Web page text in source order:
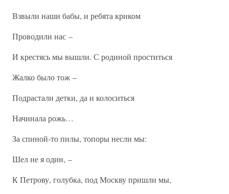
Взвыли наши бабы, и ребята криком
Проводили нас –
И крестясь мы вышли. С родиной проститься
Жалко было тож –
Подрастали детки, да и колоситься
Начинала рожь…
За спиной-то пилы, топоры несли мы:
Шел не я один, –
К Петрову, голубка, под Москву пришли мы,